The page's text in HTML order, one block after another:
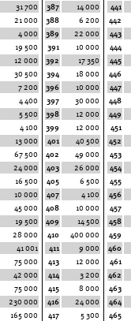
31 700
21 000
4 000
19 500
12 000
30 500
7 200
4 400
5 500
4 100
13 000
67 500
24 000
16 500
10 000
45 000
19 500
28 000
41 001
75 000
42 000
75 000
230 000
165 000
387
14 000
388
6 200
389
22 000
391
10 000
392
17 350
394
18 000
396
10 000
397
30 000
398
12 000
399
12 000
401
40 500
402
49 000
403
26 000
405
6 500
407
4 100
408
10 000
409
14 500
410
400 000
411
9 000
413
12 000
414
3 200
415
8 000
416
24 000
417
5 300
441
442
443
444
445
446
447
448
449
451
452
453
454
455
456
457
458
459
460
461
462
463
464
465